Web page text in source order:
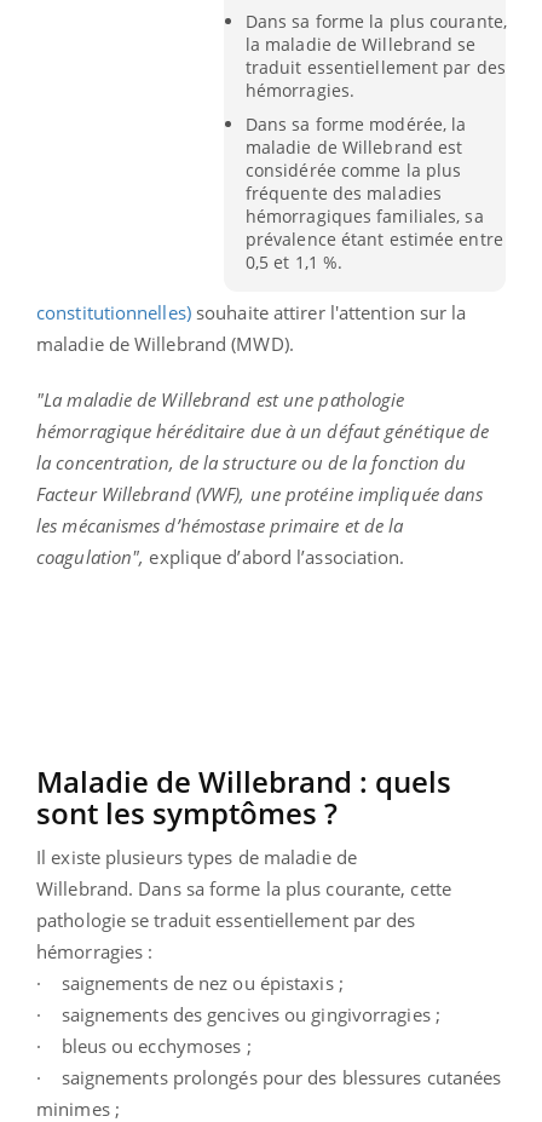
Dans sa forme la plus courante,
la maladie de Willebrand se
traduit essentiellement par des
hémorragies.
Dans sa forme modérée, la
maladie de Willebrand est
considérée comme la plus
fréquente des maladies
hémorragiques familiales, sa
prévalence étant estimée entre
0,5 et 1,1 %.
constitutionnelles)souhaite attirer l'attention sur la
maladie de Willebrand (MWD).
"La maladie de Willebrand est une pathologie
hémorragique héréditaire due à un défaut génétique de
la concentration, de la structure ou de la fonction du
Facteur Willebrand (VWF), une protéine impliquée dans
les mécanismes d’hémostase primaire et de la
coagulation", explique d’abord l’association.
Maladie de Willebrand : quels
sont les symptômes ?
Il existe plusieurs types de maladie de
Willebrand. Dans sa forme la plus courante, cette
pathologie se traduit essentiellement par des
hémorragies :
· saignements de nez ou épistaxis ;
· saignements des gencives ou gingivorragies ;
· bleus ou ecchymoses ;
· saignements prolongés pour des blessures cutanées
minimes ;